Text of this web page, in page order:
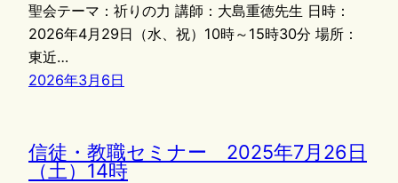
聖会テーマ：祈りの力 講師：大島重徳先生 日時：
2026年4月29日（水、祝）10時～15時30分 場所：
東近…
2026年3月6日
信徒・教職セミナー 2025年7月26日
（土）14時